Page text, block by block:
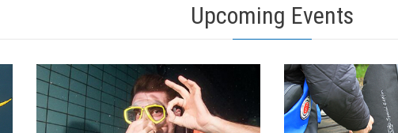
Upcoming Events